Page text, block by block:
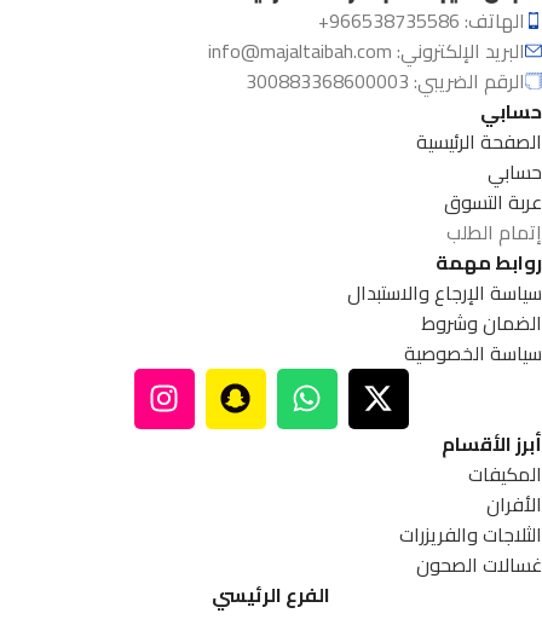
الهاتف: 966538735586+
البريد الإلكتروني:info@majaltaibah.com
الرقم الضريبي: 300883368600003
حسابي
الصفحة الرئيسية
حسابي
عربة التسوق
إتمام الطلب
روابط مهمة
سياسة الإرجاع والاستبدال
الضمان وشروط
سياسة الخصوصية
أبرز الأقسام
المكيفات
الأفران
الثلاجات والفريزرات
غسالات الصحون
الفرع الرئيسي